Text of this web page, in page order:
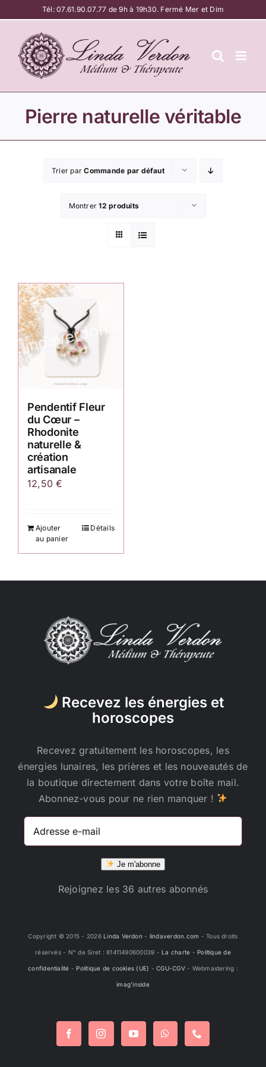
au
contenu
Tél:07.61.90.07.77 de 9h à 19h30. Fermé Mer et Dim
Pierre naturelle véritable
Trier parCommande par défaut
Montrer12 produits
Pendentif Fleur
du Cœur –
Rhodonite
naturelle &
création
artisanale
12,50€
Ajouter
au panier
Détails
Recevez les énergies et
horoscopes
Recevez gratuitement les horoscopes, les
énergies lunaires, les prières et les nouveautés de
la boutique directement dans votre boîte mail.
Abonnez-vous pour ne rien manquer !
Adresse
Je m'abonne
Rejoignez les 36 autres abonnés
Copyright © 2015 - 2026 Linda Verdon- lindaverdon.com - Tous droits
réservés - N° de Siret : 81411490600039 - La charte - Politique de
confidentialité - Politique de cookies (UE) -CGU-CGV- Webmastering :
imag'inside